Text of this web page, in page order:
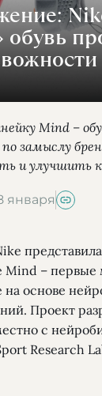
обувь
Mind –
замыслу
и улучшить
января
Mind – первые
на основе
Проект
с
Research